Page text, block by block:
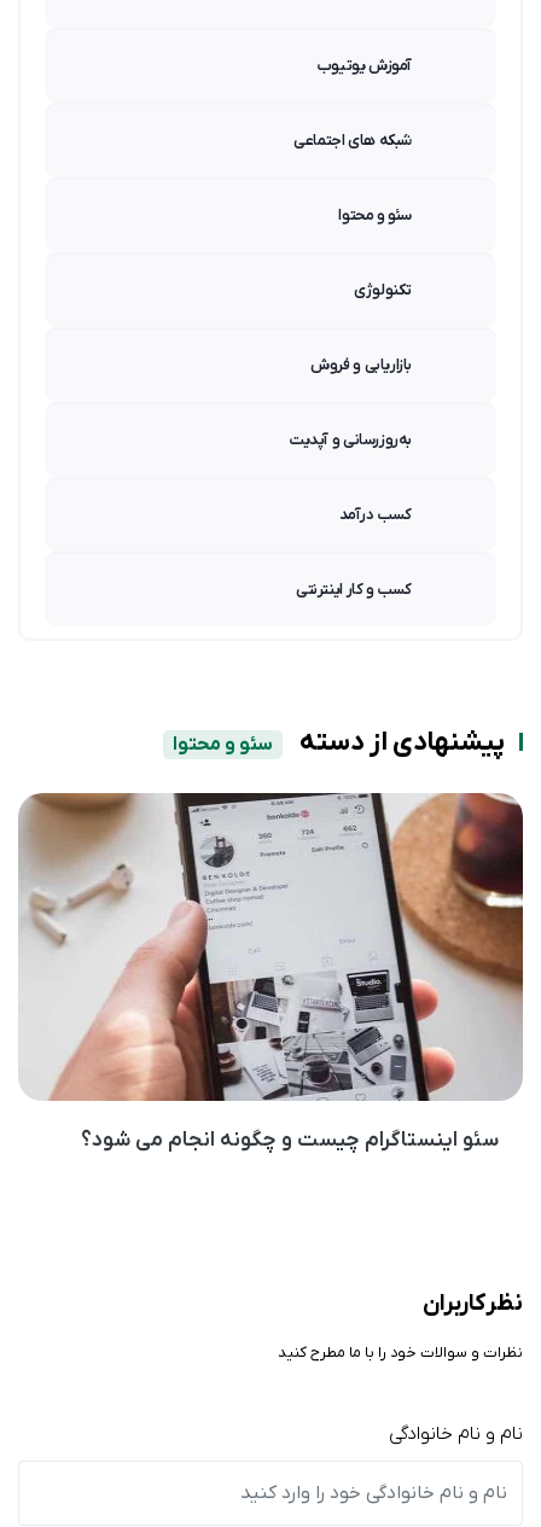
آموزش یوتیوب
شبکه های اجتماعی
سئو و محتوا
تکنولوژی
بازاریابی و فروش
به‌روزرسانی و آپدیت
کسب درآمد
کسب و کار اینترنتی
پیشنهادی از دسته سئو و محتوا
سئو اینستاگرام چیست و چگونه انجام می شود؟
نظر کاربران
نظرات و سوالات خود را با ما مطرح کنید
نام و نام خانوادگی